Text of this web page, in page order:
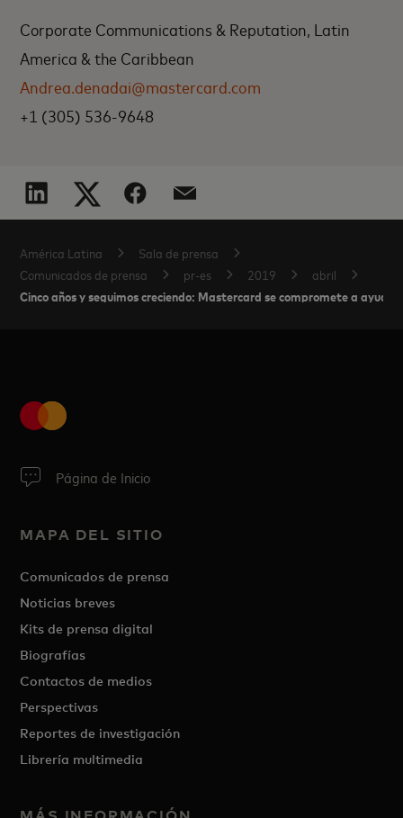
Corporate Communications & Reputation, Latin
America & the Caribbean
Andrea.denadai@mastercard.com
+1 (305) 536-9648
América Latina
Sala de prensa
Comunicados de prensa
pr-es 2019 abril
Cinco años y seguimos creciendo: Mastercard se compromete a
Página de Inicio
MAPA DEL SITIO
Comunicados de prensa
Noticias breves
Kits de prensa digital
Biografías
Contactos de medios
Perspectivas
Reportes de investigación
Librería multimedia